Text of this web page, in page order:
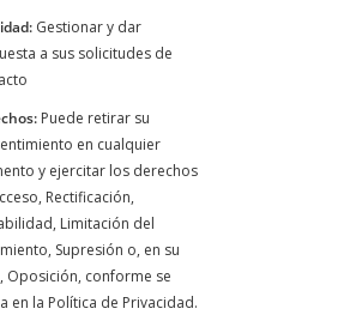
Gestionar y dar
a sus solicitudes de
Puede retirar su
en cualquier
y ejercitar los derechos
Rectificación,
Limitación del
Supresión o, en su
Oposición, conforme se
en la Política de Privacidad.